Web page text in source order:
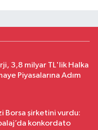
3,8 milyar TL'lik Halka
Piyasalarına Adım
Borsa şirketini vurdu:
konkordato